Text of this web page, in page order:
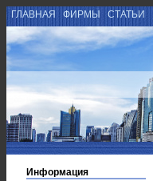
ГЛАВНАЯ ФИРМЫ СТАТЬИ
Информация